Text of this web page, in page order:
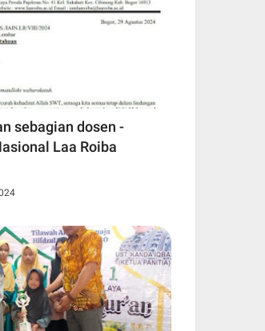
sebagian dosen -
Laa Roiba